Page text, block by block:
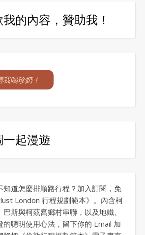
的內容，贊助我！
我喝珍奶！
起漫遊
知道怎麼排順路行程？加入訂閱，免
London 行程規劃範本》。內含柯
斯與柯茲窩鄉村串聯，以及地鐵、
的聰明使用心法，留下你的 Email 加